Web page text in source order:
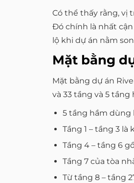
Có thể thấy rằng, vị
Đó chính là nhất
lộ khi dự án nằm
Mặt bằng
Mặt bằng dự án
và 33 tầng và 5 tầng
5 tầng hầm dùng
Tầng 1 – tầng 3 là
Tầng 4 – tầng 6
Tầng 7 của tòa
Từ tầng 8 – tầng